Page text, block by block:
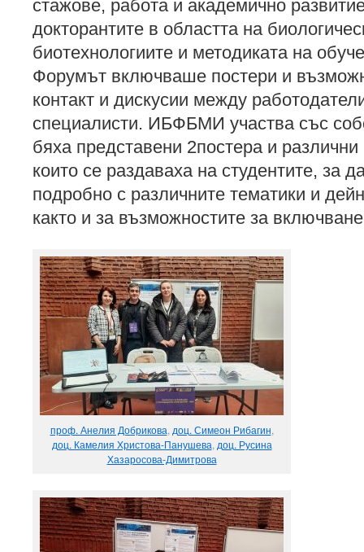
стажове, работа и академично
докторантите в областта на
биотехнологиите и методиката на
Форумът включваше постери и
контакт и дискусии между
специалисти. ИБФБМИ участва със
бяха представени 2постера и
които се раздаваха на студентите, за
подробно с различните тематики и
както и за възможностите за
проф. Анелия Добрикова, доц. Симеон Рибагин,
доц. Камелия Христова-Панушева, доц. Русина
Хазаросова-Димитрова